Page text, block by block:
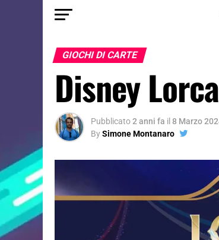
GIOCHI DI CARTE
Disney
Pubblicato2 anni fa il 8 Marzo
BySimone Montanaro